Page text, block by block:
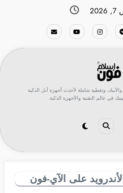
وتغطية شاملة لأحدث أجهزة أبل الذكية
في عالم التقنية والأجهزة الذكية.
على الآي-فون